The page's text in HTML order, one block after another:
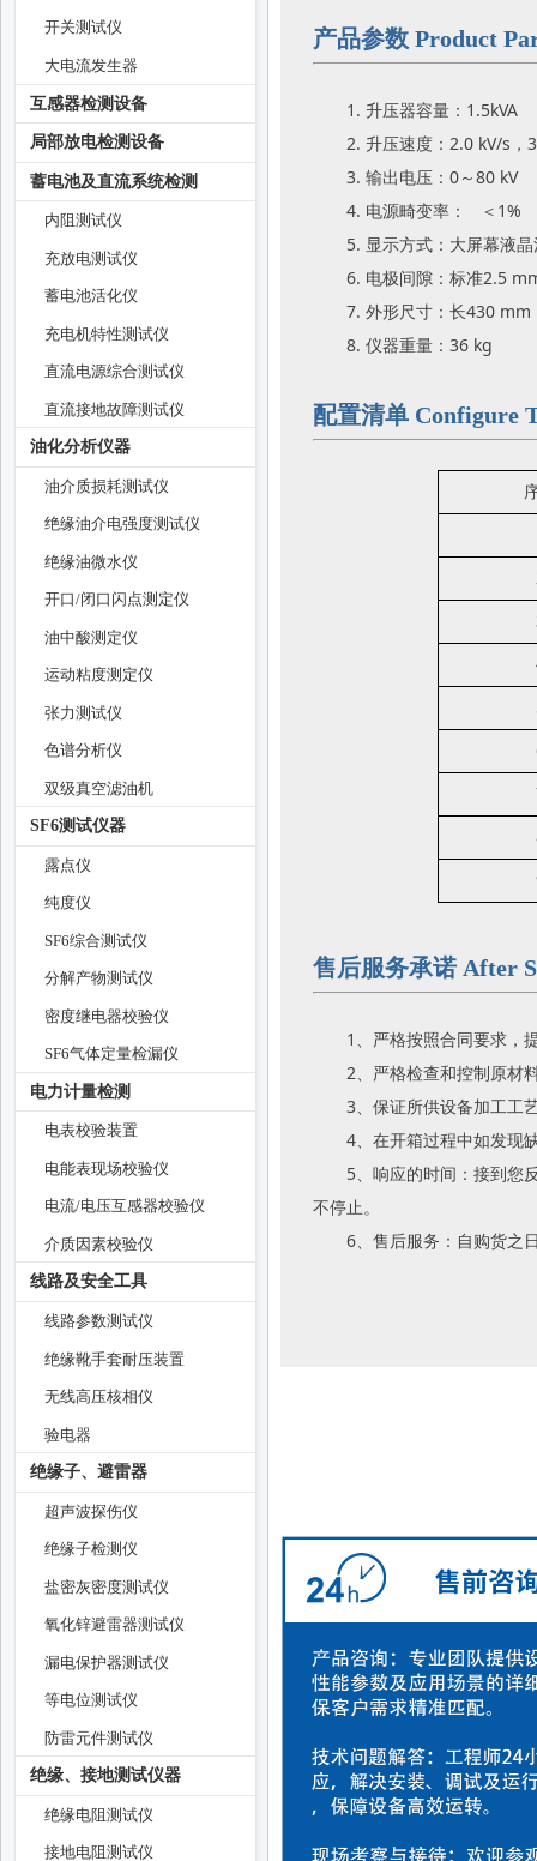
产品参数 Product
1. 升压器容量：1.5kVA
2. 升压速度：2.0 kV/s
3. 输出电压：0～80 kV
4. 电源畸变率： ＜1%
5. 显示方式：大屏幕液
6. 电极间隙：标准2.5
7. 外形尺寸：长430
8. 仪器重量：36 kg
配置清单 Configure
售后服务承诺 After
1、严格按照合同要求，
2、严格检查和控制原材
3、保证所供设备加工工
4、在开箱过程中如发现
5、响应的时间：接到您
不停止。
6、售后服务：自购货之
开关测试仪
大电流发生器
互感器检测设备
局部放电检测设备
蓄电池及直流系统检测
内阻测试仪
充放电测试仪
蓄电池活化仪
充电机特性测试仪
直流电源综合测试仪
直流接地故障测试仪
油化分析仪器
油介质损耗测试仪
绝缘油介电强度测试仪
绝缘油微水仪
开口/闭口闪点测定仪
油中酸测定仪
运动粘度测定仪
张力测试仪
色谱分析仪
双级真空滤油机
SF6测试仪器
露点仪
纯度仪
SF6综合测试仪
分解产物测试仪
密度继电器校验仪
SF6气体定量检漏仪
电力计量检测
电表校验装置
电能表现场校验仪
电流/电压互感器校验仪
介质因素校验仪
线路及安全工具
线路参数测试仪
绝缘靴手套耐压装置
无线高压核相仪
验电器
绝缘子、避雷器
超声波探伤仪
绝缘子检测仪
盐密灰密度测试仪
氧化锌避雷器测试仪
漏电保护器测试仪
等电位测试仪
防雷元件测试仪
绝缘、接地测试仪器
绝缘电阻测试仪
接地电阻测试仪